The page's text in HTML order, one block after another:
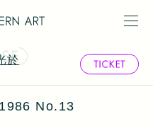
於
No.13